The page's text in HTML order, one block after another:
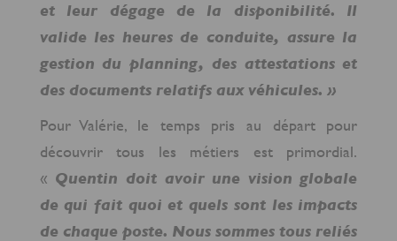
et leur dégage de la disponibilité. Il
valide les heures de conduite, assure la
gestion du planning, des attestations et
des documents relatifs aux véhicules. »
Pour Valérie, le temps pris au départ pour
découvrir tous les métiers est primordial.
« Quentin doit avoir une vision globale
de qui fait quoi et quels sont les impacts
de chaque poste. Nous sommes tous reliés